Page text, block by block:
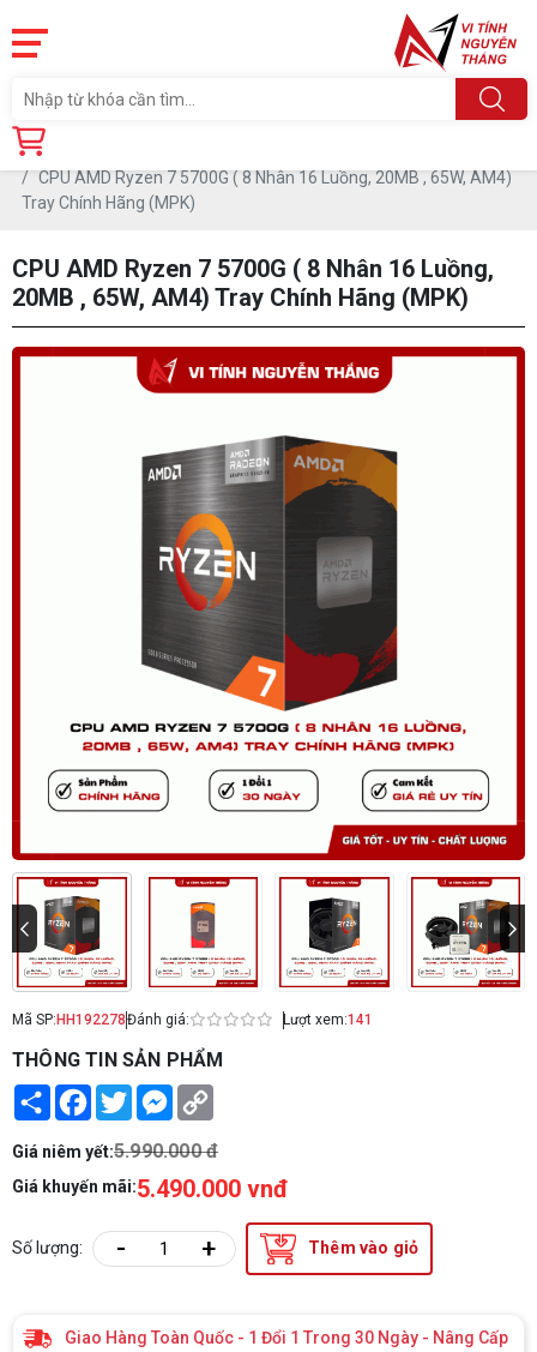
Trang chủ
CPU AMD Ryzen 7 5700G ( 8 Nhân 16 Luồng, 20MB , 65W, AM4)
Tray Chính Hãng (MPK)
CPU AMD Ryzen 7 5700G ( 8 Nhân 16 Luồng,
20MB , 65W, AM4) Tray Chính Hãng (MPK)
Mã SP: HH192278Đánh giá: Lượt xem:141
THÔNG TIN SẢN PHẨM
Share Facebook
TwitterMessenger
Giá niêm yết:5.990.000 đ
Giá khuyến mãi:5.490.000 vnđ
Số lượng: - + Thêm vào giỏ
Giao Hàng Toàn Quốc - 1 Đổi 1 Trong 30 Ngày - Nâng Cấp